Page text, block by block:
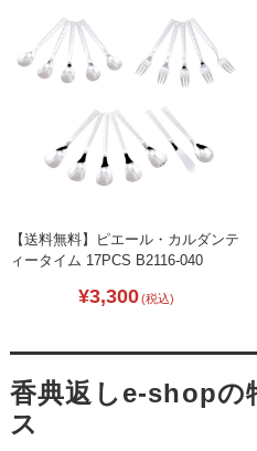
【送料無料】ピエール・カルダンテ
ィータイム 17PCS B2116-040
¥3,300(税込)
香典返しe-shopの
ス